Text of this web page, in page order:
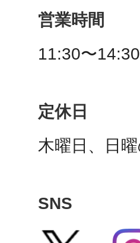
営業時間
11:30〜
定休日
木曜日、日
SNS